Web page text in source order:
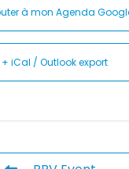
à mon Agenda
+ iCal / Outlook export